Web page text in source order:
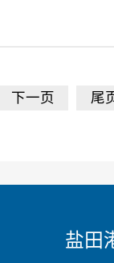
下一页 尾
盐田